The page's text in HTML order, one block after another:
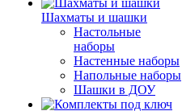
Шахматы и шашки
Настольные
наборы
Настенные наборы
Напольные наборы
Шашки в ДОУ